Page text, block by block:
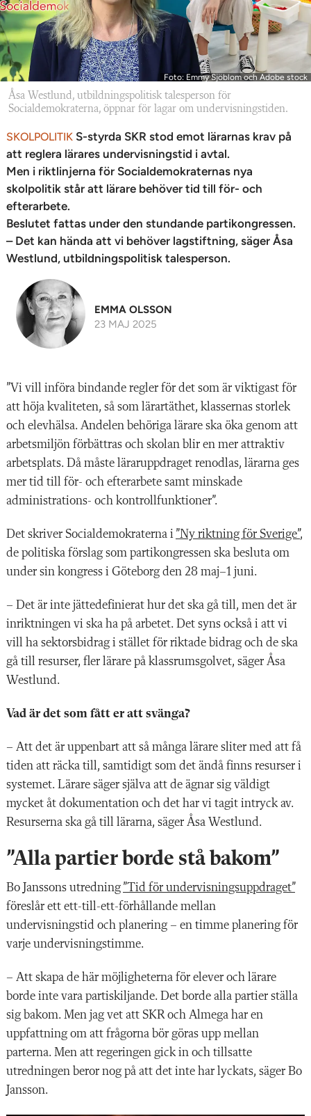
Foto: Emmy Sjöblom och Adobe stock
Åsa Westlund, utbildningspolitisk talesperson för
Socialdemokraterna, öppnar för lagar om undervisningstiden.
SKOLPOLITIK S-styrda SKR stod emot lärarnas krav på
att reglera lärares undervisningstid i avtal.
Men i riktlinjerna för Socialdemokraternas nya
skolpolitik står att lärare behöver tid till för- och
efterarbete.
Beslutet fattas under den stundande partikongressen.
– Det kan hända att vi behöver lagstiftning, säger Åsa
Westlund, utbildningspolitisk talesperson.
EMMA OLSSON
23 MAJ 2025
”Vi vill införa bindande regler för det som är viktigast för
att höja kvaliteten, så som lärartäthet, klassernas storlek
och elevhälsa. Andelen behöriga lärare ska öka genom att
arbetsmiljön förbättras och skolan blir en mer attraktiv
arbetsplats. Då måste läraruppdraget renodlas, lärarna ges
mer tid till för- och efterarbete samt minskade
administrations- och kontrollfunktioner”.
Det skriver Socialdemokraterna i ”Ny riktning för Sverige”,
de politiska förslag som partikongressen ska besluta om
under sin kongress i Göteborg den 28 maj–1 juni.
– Det är inte jättedefinierat hur det ska gå till, men det är
inriktningen vi ska ha på arbetet. Det syns också i att vi
vill ha sektorsbidrag i stället för riktade bidrag och de ska
gå till resurser, fler lärare på klassrumsgolvet, säger Åsa
Westlund.
Vad är det som fått er att svänga?
– Att det är uppenbart att så många lärare sliter med att få
tiden att räcka till, samtidigt som det ändå finns resurser i
systemet. Lärare säger själva att de ägnar sig väldigt
mycket åt dokumentation och det har vi tagit intryck av.
Resurserna ska gå till lärarna, säger Åsa Westlund.
”Alla partier borde stå bakom”
Bo Janssons utredning ”Tid för undervisningsuppdraget”
föreslår ett ett-till-ett-förhållande mellan
undervisningstid och planering – en timme planering för
varje undervisningstimme.
– Att skapa de här möjligheterna för elever och lärare
borde inte vara partiskiljande. Det borde alla partier ställa
sig bakom. Men jag vet att SKR och Almega har en
uppfattning om att frågorna bör göras upp mellan
parterna. Men att regeringen gick in och tillsatte
utredningen beror nog på att det inte har lyckats, säger Bo
Jansson.